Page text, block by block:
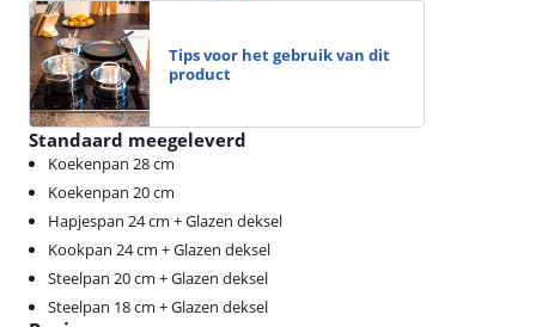
Tips voor het gebruik van dit
product
Standaard meegeleverd
Koekenpan 28 cm
Koekenpan 20 cm
Hapjespan 24 cm + Glazen deksel
Kookpan 24 cm + Glazen deksel
Steelpan 20 cm + Glazen deksel
Steelpan 18 cm + Glazen deksel